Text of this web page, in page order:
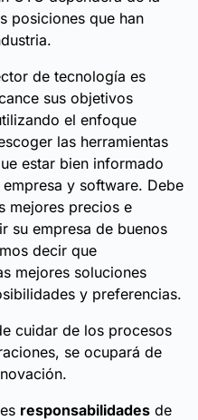
posiciones que han
de tecnología es
sus objetivos
el enfoque
las herramientas
estar bien informado
y software. Debe
mejores precios e
su empresa de buenos
decir que
mejores soluciones
y preferencias.
cuidar de los procesos
se ocupará de
responsabilidades de